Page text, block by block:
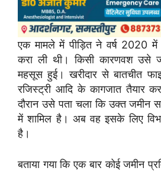
एक मामले में पीड़ित ने वर्ष 2020 में
करा ली थी। किसी कारणवश उसे
महसूस हुई। खरीदार से बातचीत
रजिस्ट्री आदि के कागजात तैयार
दौरान उसे पता चला कि उक्त जमीन
में शामिल है। अब वह इसके लिए
है।
बताया गया कि एक बार कोई जमीन